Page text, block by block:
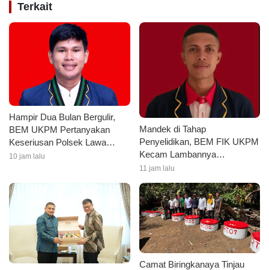
Terkait
Hampir Dua Bulan Bergulir,
BEM UKPM Pertanyakan
Keseriusan Polsek Lawa
Tangani Kasus Pengeroyokan
10 jam lalu
Mandek di Tahap
Penyelidikan, BEM FIK UKPM
Kecam Lambannya
Penanganan Kasus
11 jam lalu
Camat Biringkanaya Tinjau